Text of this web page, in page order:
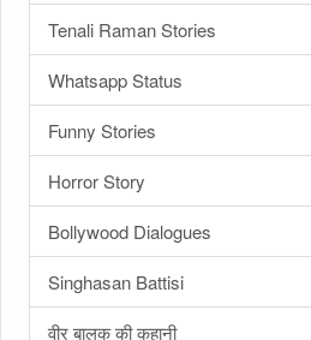
Tenali Raman Stories
Whatsapp Status
Funny Stories
Horror Story
Bollywood Dialogues
Singhasan Battisi
वीर बालक की कहानी